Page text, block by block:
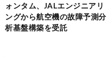
ォンタム、JALエンジニアリ
ングから航空機の故障予測分
析基盤構築を受託